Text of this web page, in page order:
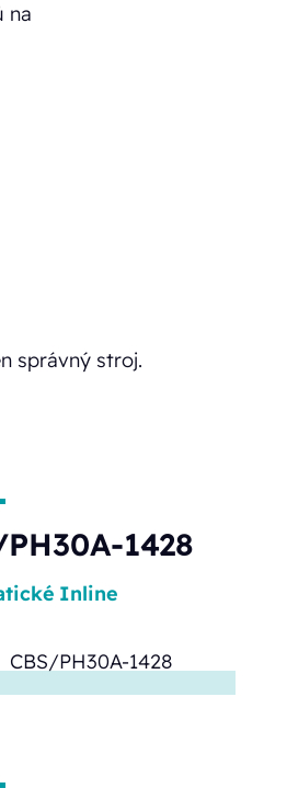
na
správný stroj.
1428
Inline